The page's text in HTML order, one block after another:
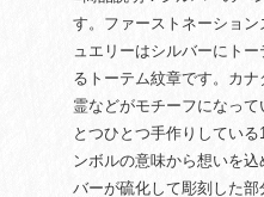
す。ファーストネーショ
ュエリーはシルバーにト
るトーテム紋章です。カ
霊などがモチーフになっ
とつひとつ手作りしてい
ンボルの意味から想いを
バーが硫化して彫刻した